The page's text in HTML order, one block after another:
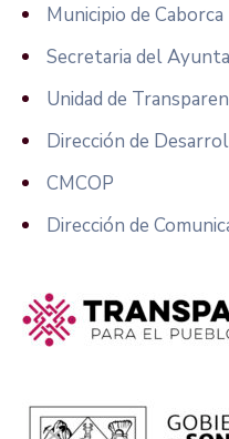
Municipio de Caborca
Secretaria del
Unidad de
Dirección de
CMCOP
Dirección de